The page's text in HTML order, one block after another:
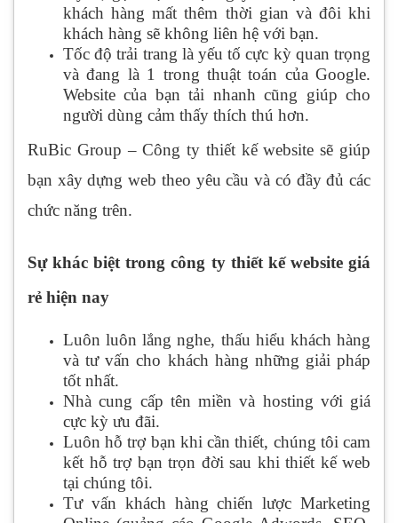
khách hàng mất thêm thời gian và đôi khi
khách hàng sẽ không liên hệ với bạn.
Tốc độ trải trang là yếu tố cực kỳ quan trọng
và đang là 1 trong thuật toán của Google.
Website của bạn tải nhanh cũng giúp cho
người dùng cảm thấy thích thú hơn.
RuBic Group – Công ty thiết kế website sẽ giúp
bạn xây dựng web theo yêu cầu và có đầy đủ các
chức năng trên.
Sự khác biệt trong công ty thiết kế website giá
rẻ hiện nay
Luôn luôn lắng nghe, thấu hiểu khách hàng
và tư vấn cho khách hàng những giải pháp
tốt nhất.
Nhà cung cấp tên miền và hosting với giá
cực kỳ ưu đãi.
Luôn hỗ trợ bạn khi cần thiết, chúng tôi cam
kết hỗ trợ bạn trọn đời sau khi thiết kế web
tại chúng tôi.
Tư vấn khách hàng chiến lược Marketing